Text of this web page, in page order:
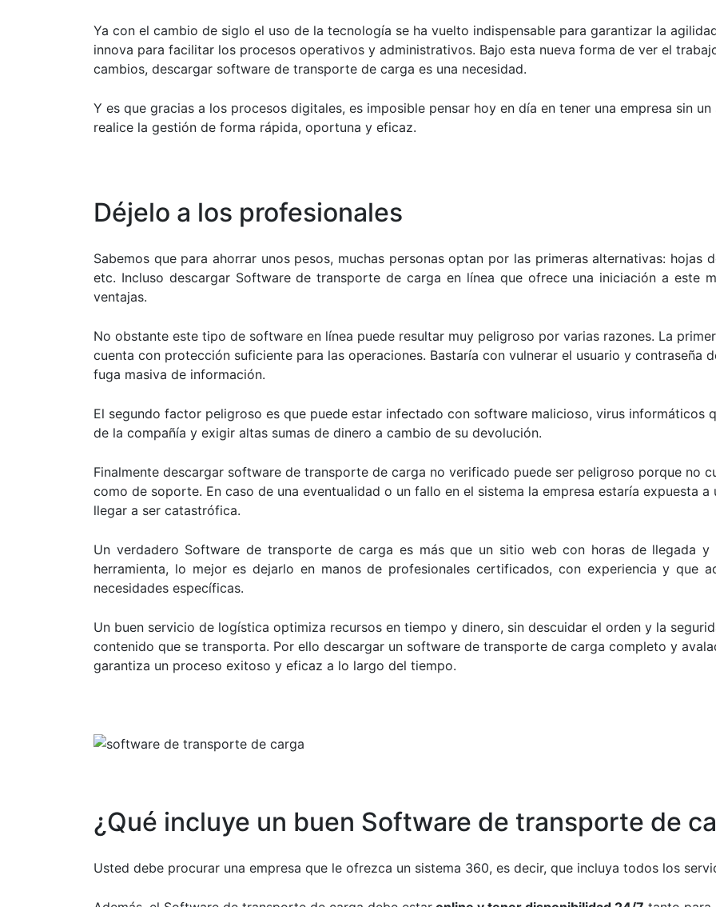
Ya con el cambio de siglo el uso de la tecnología se ha vuelto indispensable para garantizar la
innova para facilitar los procesos operativos y administrativos. Bajo esta nueva forma de ver el
cambios, descargar software de transporte de carga es una necesidad.
Y es que gracias a los procesos digitales, es imposible pensar hoy en día en tener una empresa sin
realice la gestión de forma rápida, oportuna y eficaz.
Déjelo a los profesionales
Sabemos que paraahorrar unos pesos, muchas personas optan por las primeras alternativas: hojas
etc. Incluso descargar Software de transporte de carga en línea que ofrece una iniciación a este
ventajas.
No obstante este tipo de software en línea puede resultar muy peligroso por varias razones. La
cuenta con protección suficiente para las operaciones. Bastaría con vulnerar el usuario y contraseña
fuga masiva de información.
El segundo factor peligroso es que puede estar infectado con software malicioso, virus informáticos
de la compañía y exigir altas sumas de dinero a cambio de su devolución.
Finalmente descargar software de transporte de carga no verificado puede ser peligroso porque no
como de soporte. En caso de una eventualidad o un fallo en el sistema la empresa estaría expuesta
llegar a ser catastrófica.
Un verdadero Software de transporte de carga es más que un sitio web con horas de llegada
herramienta, lo mejor es dejarlo en manos de profesionales certificados, con experiencia y que
necesidades específicas.
Un buen servicio de logística optimiza recursos en tiempo y dinero, sin descuidar el orden y la
contenido que se transporta. Por ello descargar un software de transporte de carga completo y
garantiza un proceso exitoso y eficaz a lo largo del tiempo.
¿Qué incluye un buen Software de transporte de
Usted debe procurar una empresa que le ofrezca un sistema 360, es decir, que incluya todos los